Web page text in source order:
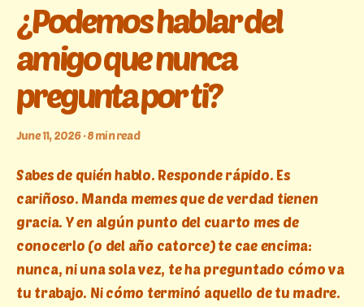
¿Podemos hablar del
amigo que nunca
pregunta por ti?
June 11, 2026 · 8 min read
Sabes de quién hablo. Responde rápido. Es
cariñoso. Manda memes que de verdad tienen
gracia. Y en algún punto del cuarto mes de
conocerlo (o del año catorce) te cae encima:
nunca, ni una sola vez, te ha preguntado cómo va
tu trabajo. Ni cómo terminó aquello de tu madre.